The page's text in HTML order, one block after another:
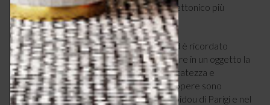
Vetro a Riihimäki,il suo progetto architettonico più
importante.
Wirkkala muore a Helsinki nel 1985ed è ricordato
come uno dei designer più abili nel riportare in un oggetto la
forza insita nella natura attraverso la delicatezza e
l’eleganza nel lavorare i materiali. Le sue opere sono
esposte al MoMA di New York e al Pompidou di Parigi e nel